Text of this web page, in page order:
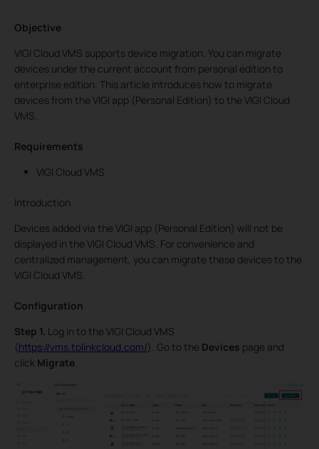
Objective
VIGI Cloud VMS supports device migration. You can migrate
devices under the current account from personal edition to
enterprise edition. This article introduces how to migrate
devices from the VIGI app (Personal Edition) to the VIGI Cloud
VMS.
Requirements
VIGI Cloud VMS
Introduction
Devices added via the VIGI app (Personal Edition) will not be
displayed in the VIGI Cloud VMS. For convenience and
centralized management, you can migrate these devices to the
VIGI Cloud VMS.
Configuration
Step 1. Log in to the VIGI Cloud VMS
(https://vms.tplinkcloud.com/). Go to the Devices page and
click Migrate